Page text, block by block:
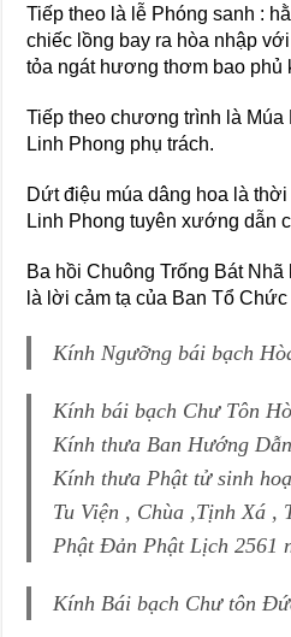
Tiếp theo là lễ Phóng sanh :
chiếc lồng bay ra hòa nhập
tỏa ngát hương thơm bao phủ
Tiếp theo chương trình là
Linh Phong phụ trách.
Dứt điệu múa dâng hoa là
Linh Phong tuyên xướng dẫn
Ba hồi Chuông Trống Bát
là lời cảm tạ của Ban Tổ Chức
Kính Ngưỡng bái bạch
Kính bái bạch Chư Tôn
Kính thưa Ban Hướng
Kính thưa Phật tử sinh
Tu Viện , Chùa ,Tịnh Xá
Phật Đản Phật Lịch 2561
Kính Bái bạch Chư tôn